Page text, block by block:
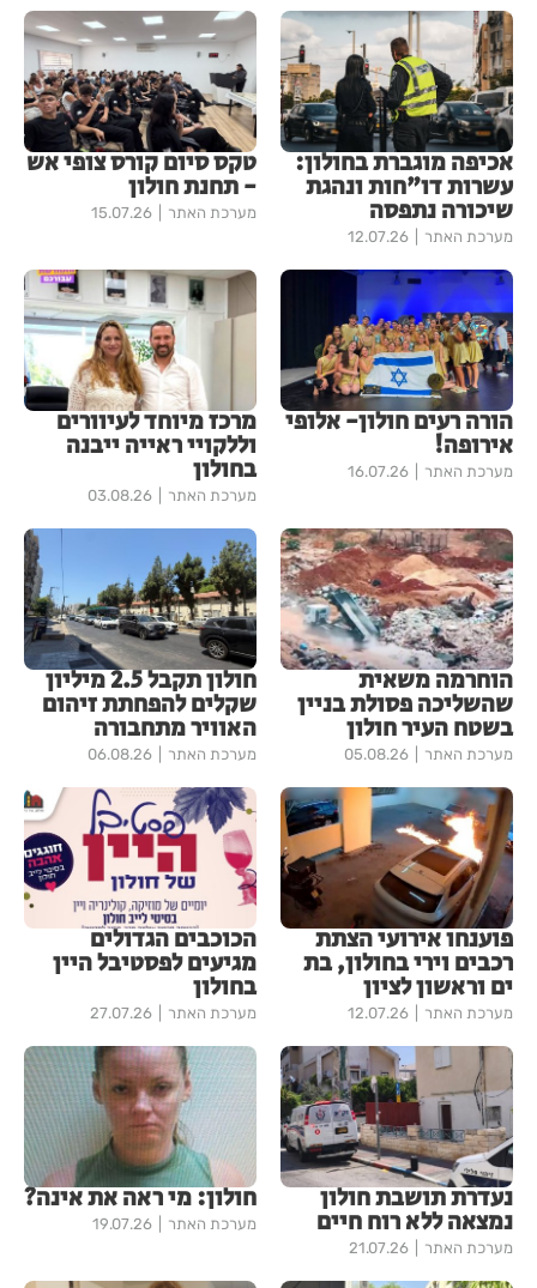
אכיפה מוגברת בחולון:
עשרות דו"חות ונהגת
שיכורה נתפסה
מערכת האתר 12.07.26
טקס סיום קורס צופי אש
- תחנת חולון
מערכת האתר 15.07.26
הורה רעים חולון- אלופי
אירופה!
מערכת האתר 16.07.26
מרכז מיוחד לעיוורים
וללקויי ראייה ייבנה
בחולון
מערכת האתר 03.08.26
הוחרמה משאית
שהשליכה פסולת בניין
בשטח העיר חולון
מערכת האתר 05.08.26
חולון תקבל 2.5 מיליון
שקלים להפחתת זיהום
האוויר מתחבורה
מערכת האתר 06.08.26
פוענחו אירועי הצתת
רכבים וירי בחולון, בת
ים וראשון לציון
מערכת האתר 12.07.26
הכוכבים הגדולים
מגיעים לפסטיבל היין
בחולון
מערכת האתר 27.07.26
נעדרת תושבת חולון
נמצאה ללא רוח חיים
מערכת האתר 21.07.26
חולון: מי ראה את אינה?
מערכת האתר 19.07.26